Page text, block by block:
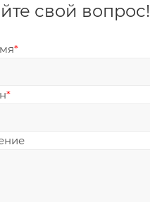
свой вопрос!
*
*